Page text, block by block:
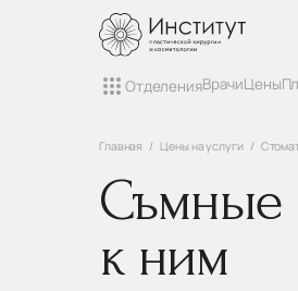
ОтделенияВрачиЦены
Главная Цены на услуги
Съмные
к ним